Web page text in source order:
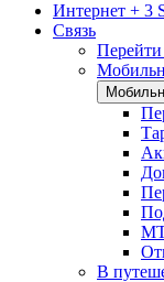
Интернет + 3
Связь
Перейти
В